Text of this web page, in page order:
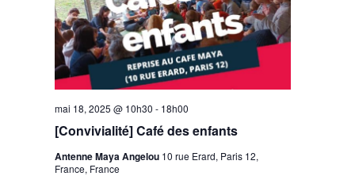
[Convivialité] Café des enfants
mai 18, 2025 @ 10h30 - 18h00
Antenne Maya Angelou 10 rue Erard, Paris 12,
France, France